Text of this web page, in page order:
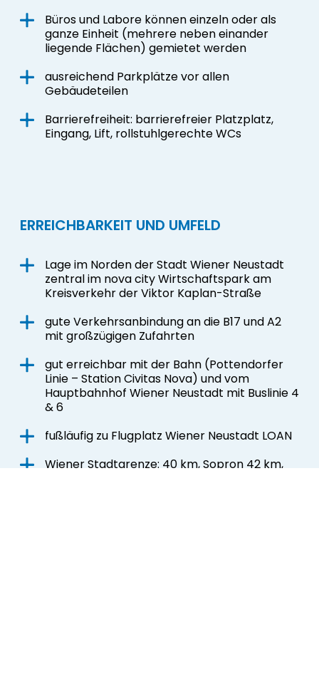
Büros und Labore können einzeln oder als
ganze Einheit (mehrere neben einander
liegende Flächen) gemietet werden
ausreichend Parkplätze vor allen
Gebäudeteilen
Barrierefreiheit: barrierefreier Platzplatz,
Eingang, Lift, rollstuhlgerechte WCs
ERREICHBARKEIT UND UMFELD
Lage im Norden der Stadt Wiener Neustadt
zentral im nova city Wirtschaftspark am
Kreisverkehr der Viktor Kaplan-Straße
gute Verkehrsanbindung an die B17 und A2
mit großzügigen Zufahrten
gut erreichbar mit der Bahn (Pottendorfer
Linie – Station Civitas Nova) und vom
Hauptbahnhof Wiener Neustadt mit Buslinie 4
& 6
fußläufig zu Flugplatz Wiener Neustadt LOAN
Wiener Stadtgrenze: 40 km, Sopron 42 km,